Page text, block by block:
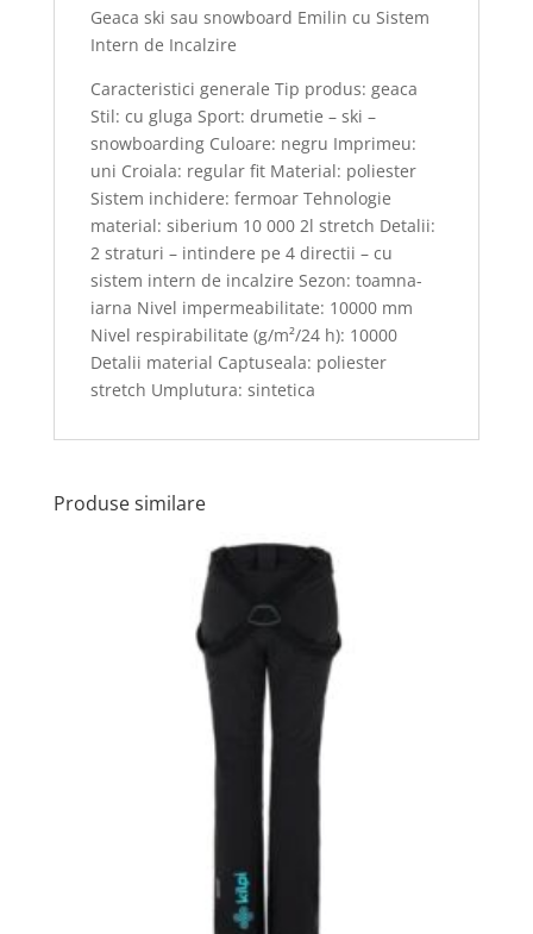
Geaca ski sau snowboard Emilin cu Sistem
Intern de Incalzire
Caracteristici generale Tip produs: geaca
Stil: cu gluga Sport: drumetie – ski –
snowboarding Culoare: negru Imprimeu:
uni Croiala: regular fit Material: poliester
Sistem inchidere: fermoar Tehnologie
material: siberium 10 000 2l stretch Detalii:
2 straturi – intindere pe 4 directii – cu
sistem intern de incalzire Sezon: toamna-
iarna Nivel impermeabilitate: 10000 mm
Nivel respirabilitate (g/m²/24 h): 10000
Detalii material Captuseala: poliester
stretch Umplutura: sintetica
Produse similare